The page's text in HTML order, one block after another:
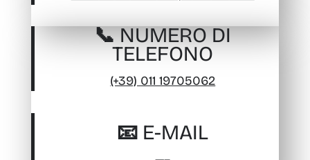
📞 NUMERO DI
TELEFONO
(+39) 011 19705062
📧 E-MAIL